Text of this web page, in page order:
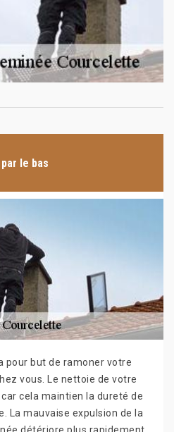
le bas
pour but de ramoner votre
vous. Le nettoie de votre
cela maintien la dureté de
La mauvaise expulsion de la